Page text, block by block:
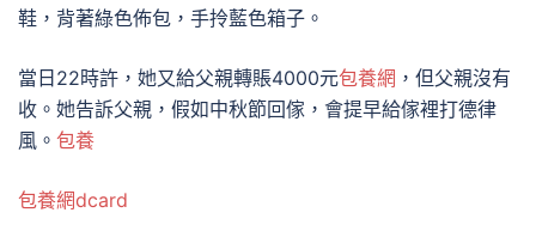
鞋，背著綠色佈包，手拎藍色箱子。
當日22時許，她又給父親轉賬4000元包養網 ，但父親沒有
收。她告訴父親，假如中秋節回傢，會提早給傢裡打德律
風。 包養
包養網dcard